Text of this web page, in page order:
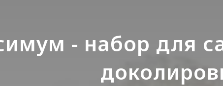
- набор для